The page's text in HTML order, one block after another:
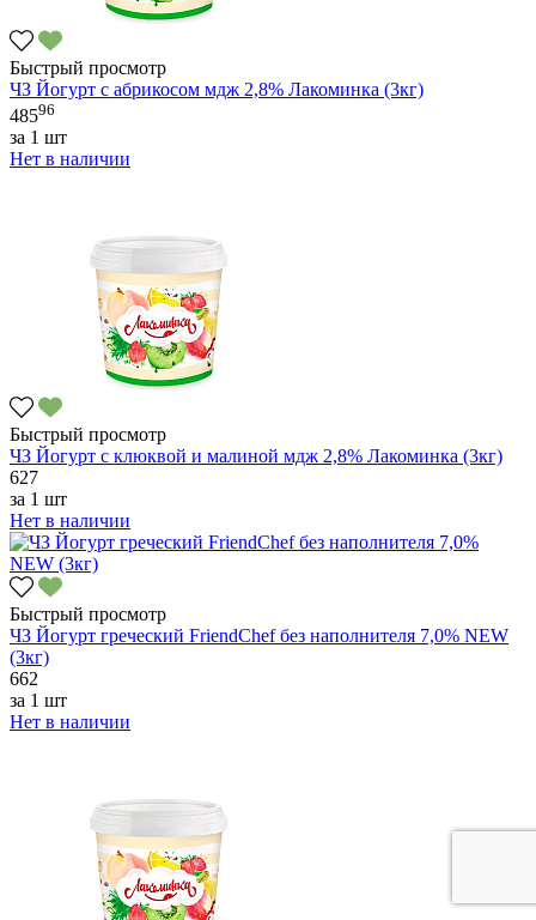
Быстрый просмотр
ЧЗ Йогурт с абрикосом мдж 2,8% Лакоминка (3кг)
48596
за 1 шт
Нет в наличии
Быстрый просмотр
ЧЗ Йогурт с клюквой и малиной мдж 2,8% Лакоминка (3кг)
627
за 1 шт
Нет в наличии
Быстрый просмотр
ЧЗ Йогурт греческий FriendChef без наполнителя 7,0% NEW
(3кг)
662
за 1 шт
Нет в наличии